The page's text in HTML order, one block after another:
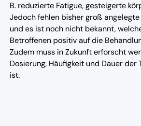
B. reduzierte Fatigue, gesteigerte
Jedoch fehlen bisher groß
und es ist noch nicht bekannt,
Betroffenen positiv auf die
Zudem muss in Zukunft erforscht
Dosierung, Häufigkeit und Dauer der
ist.